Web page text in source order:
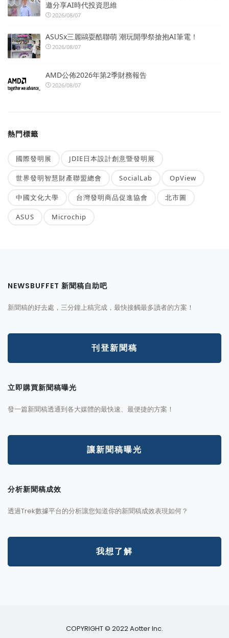
邀分享AI時代投資思維
2026/08/07
ASUSx三麗鷗耍酷聯萌 潮玩開學祭搶抱AI筆電！
2026/08/07
AMD公佈2026年第2季財務報告
2026/08/07
熱門標籤
國際發明展 JDIE日本設計創意暨發明展
世界發明智慧財產聯盟總會 SocialLab OpView
中國文化大學 台灣發明商品促進協會 北市圖
ASUS Microchip
NEWSBUFFET 新聞稿自助吧
新聞稿的好去處，三分鐘上稿完成，最快接觸最多讀者的方案！
刊登新聞稿
立即購買新聞稿曝光
發一篇新聞稿透通到各大媒體的最快速、最便捷的方案！
讓新聞稿曝光
分析新聞稿成效
透過Trek數據平台的分析讓您知道你的新聞稿成效表現如何？
我想了解
COPYRIGHT © 2022 Aotter Inc.